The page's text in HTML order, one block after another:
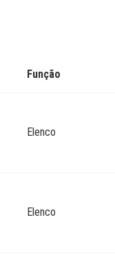
Função
Elenco
Elenco